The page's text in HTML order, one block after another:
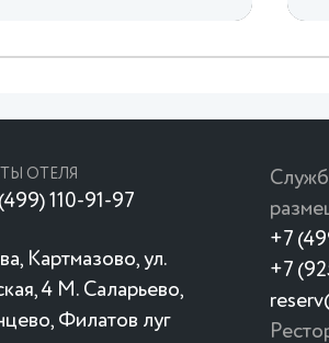
ОТЕЛЯ
110-91-97
Картмазово, ул.
4 М. Саларьево,
Филатов луг
+7
+7